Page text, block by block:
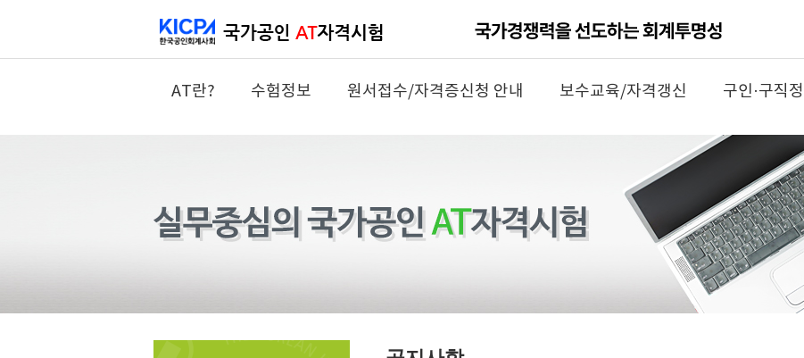
AT란? 수험정보 원서접수/자격증신청 안내 보수교육/자격갱신 구인·구직